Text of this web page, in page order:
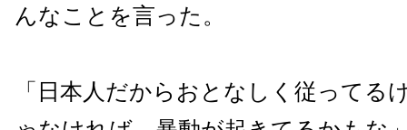
んなことを言った。
「日本人だからおとなしく従ってる